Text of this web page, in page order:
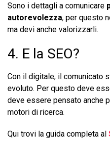
Sono i dettagli a comunicare
autorevolezza, per questo
ma devi anche valorizzarli.
4. E la SEO?
Con il digitale, il comunicato
evoluto. Per questo deve
deve essere pensato anche
motori di ricerca.
Qui trovi la guida completa al